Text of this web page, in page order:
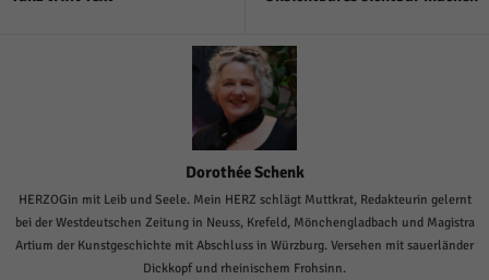
Dorothée Schenk
HERZOGin mit Leib und Seele. Mein HERZ schlägt Muttkrat, Redakteurin gelernt
bei der Westdeutschen Zeitung in Neuss, Krefeld, Mönchengladbach und Magistra
Artium der Kunstgeschichte mit Abschluss in Würzburg. Versehen mit sauerländer
Dickkopf und rheinischem Frohsinn.